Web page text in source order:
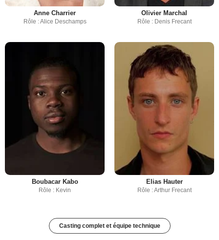
Anne Charrier
Rôle : Alice Deschamps
Olivier Marchal
Rôle : Denis Frecant
Boubacar Kabo
Rôle : Kevin
Elias Hauter
Rôle : Arthur Frecant
Casting complet et équipe technique